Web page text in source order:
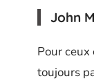
John
Pour
toujours